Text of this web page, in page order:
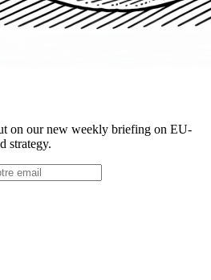
on our new weekly briefing on EU-
strategy.